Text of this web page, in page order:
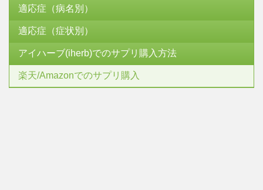
適応症（病名別）
適応症（症状別）
アイハーブ(iherb)でのサプリ購入方法
楽天/Amazonでのサプリ購入